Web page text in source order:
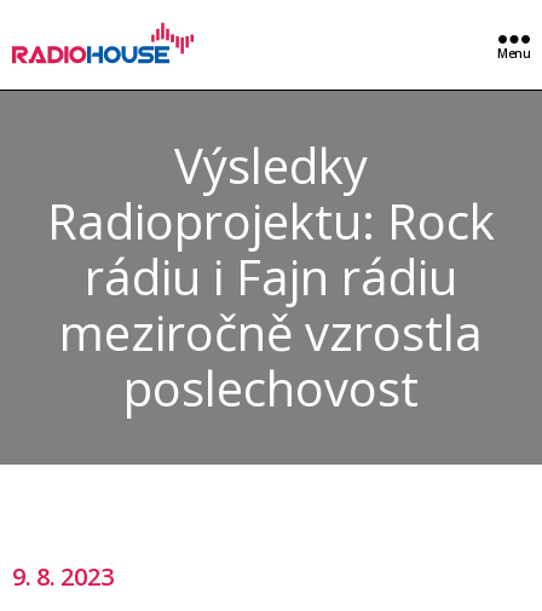
Menu
Výsledky
Radioprojektu: Rock
rádiu i Fajn rádiu
meziročně vzrostla
poslechovost
9. 8. 2023